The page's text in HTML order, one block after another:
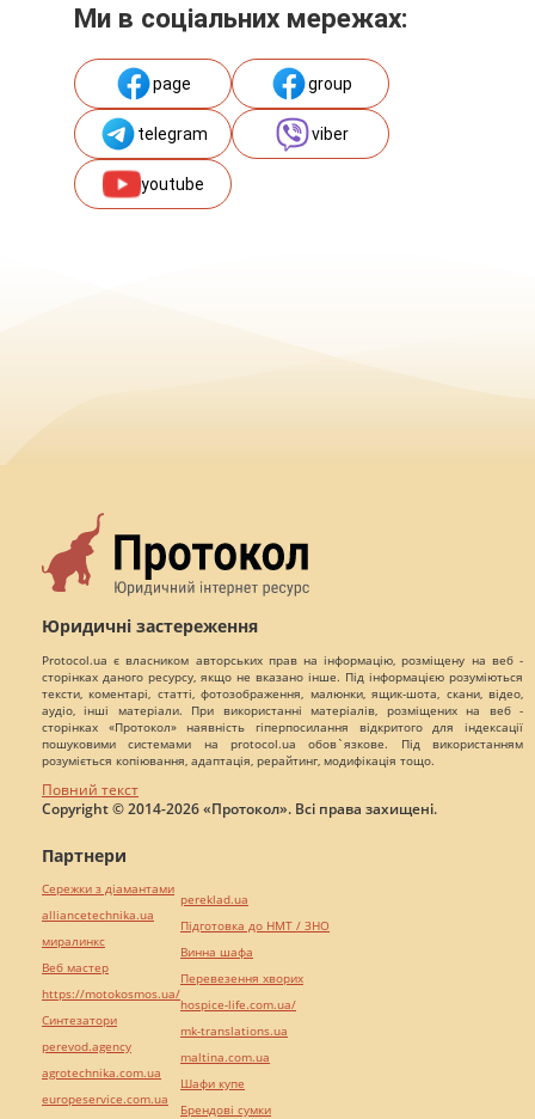
Ми в соціальних мережах:
page group
telegram viber
youtube
Юридичні застереження
Protocol.ua є власником авторських прав на інформацію, розміщену на веб -
сторінках даного ресурсу, якщо не вказано інше. Під інформацією розуміються
тексти, коментарі, статті, фотозображення, малюнки, ящик-шота, скани, відео,
аудіо, інші матеріали. При використанні матеріалів, розміщених на веб -
сторінках «Протокол» наявність гіперпосилання відкритого для індексації
пошуковими системами на protocol.ua обов`язкове. Під використанням
розуміється копіювання, адаптація, рерайтинг, модифікація тощо.
Повний текст
Copyright © 2014-2026 «Протокол». Всі права захищені.
Партнери
Сережки з діамантами
alliancetechnika.ua
миралинкс
Веб мастер
https://motokosmos.ua/
Синтезатори
perevod.agency
agrotechnika.com.ua
europeservice.com.ua
pereklad.ua
Підготовка до НМТ / ЗНО
Винна шафа
Перевезення хворих
hospice-life.com.ua/
mk-translations.ua
maltina.com.ua
Шафи купе
Брендові сумки